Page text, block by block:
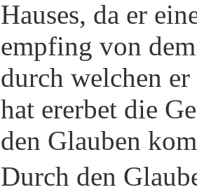
Hauses, da er
empfing von
durch welchen
hat ererbet die
den Glauben
Durch den